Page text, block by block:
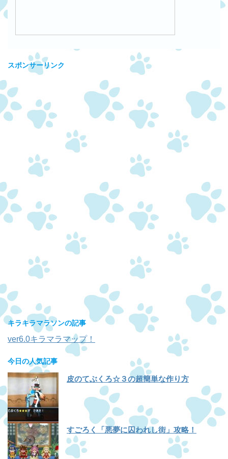
スポンサーリンク
キラキラマラソンの記事
ver6.0キラマラマップ！
今日の人気記事
皮のてぶくろ☆３の超簡単な作り方
すごろく「悪夢に囚われし街」攻略！